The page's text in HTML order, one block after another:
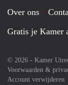
Over ons
Gratis je Kamer
© 2026 - Kamer
Voorwaarden &
Account verwijderen